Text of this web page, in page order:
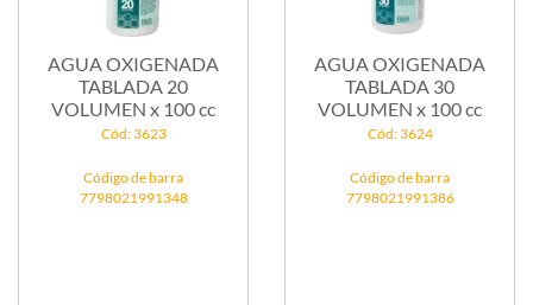
AGUA OXIGENADA
TABLADA 20
VOLUMEN x 100 cc
Cód: 3623
Código de barra
7798021991348
AGUA OXIGENADA
TABLADA 30
VOLUMEN x 100 cc
Cód: 3624
Código de barra
7798021991386